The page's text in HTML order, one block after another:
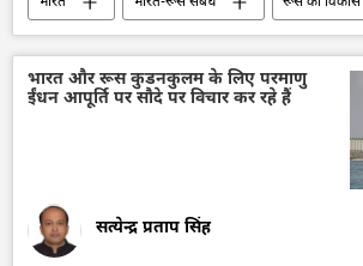
रूस
मास्को दिल्ली
नरेन्द्र
व्लादिमीर पुतिन
व्यापार गलियारा
रुपया-रूबल व्यापार
द्विपक्षीय व्यापार
आर्थिक वृद्धि दर
प्रतिबंध
भारत और रूस कुडनकुलम के लिए परमाणु
ईंधन आपूर्ति पर सौदे पर विचार कर रहे हैं
सत्येन्द्र प्रताप सिंह